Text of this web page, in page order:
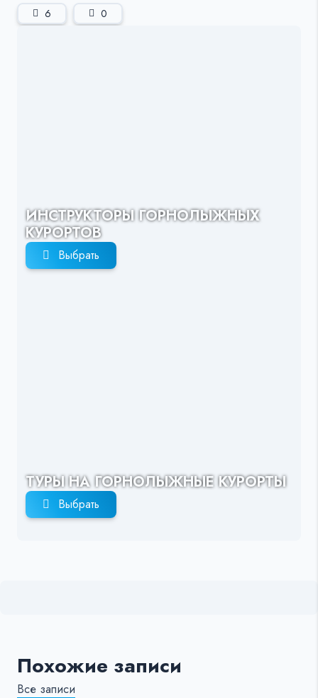
6 0
ИНСТРУКТОРЫ ГОРНОЛЫЖНЫХ
КУРОРТОВ
Выбрать
ТУРЫ НА ГОРНОЛЫЖНЫЕ КУРОРТЫ
Выбрать
Похожие записи
Все записи